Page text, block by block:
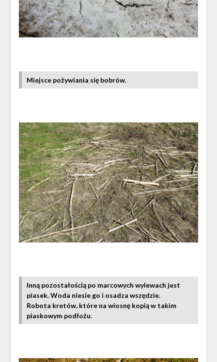
Miejsce pożywiania się bobrów.
Inną pozostałością po marcowych wylewach jest
piasek. Woda niesie go i osadza wszędzie.
Robota kretów, które na wiosnę kopią w takim
piaskowym podłożu.